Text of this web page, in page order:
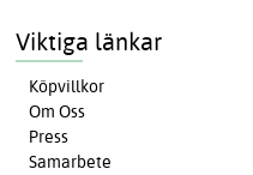
Viktiga länkar
Köpvillkor
Om Oss
Press
Samarbete